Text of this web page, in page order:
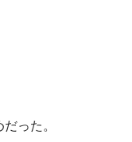
った。